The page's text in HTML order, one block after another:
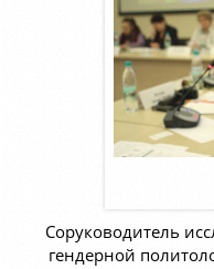
Соруководитель
гендерной